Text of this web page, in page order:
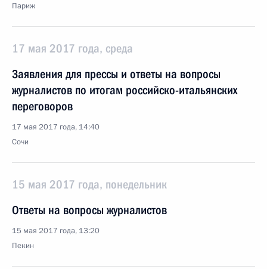
Париж
17 мая 2017 года, среда
Заявления для прессы и ответы на вопросы
журналистов по итогам российско-итальянских
переговоров
17 мая 2017 года, 14:40
Сочи
15 мая 2017 года, понедельник
Ответы на вопросы журналистов
15 мая 2017 года, 13:20
Пекин